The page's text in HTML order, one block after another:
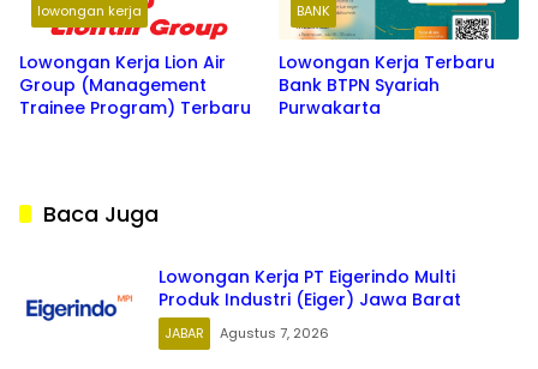
lowongan kerja
Lowongan Kerja Lion Air
Group (Management
Trainee Program) Terbaru
BANK
Lowongan Kerja Terbaru
Bank BTPN Syariah
Purwakarta
Baca Juga
Lowongan Kerja PT Eigerindo Multi
Produk Industri (Eiger) Jawa Barat
JABAR Agustus 7, 2026